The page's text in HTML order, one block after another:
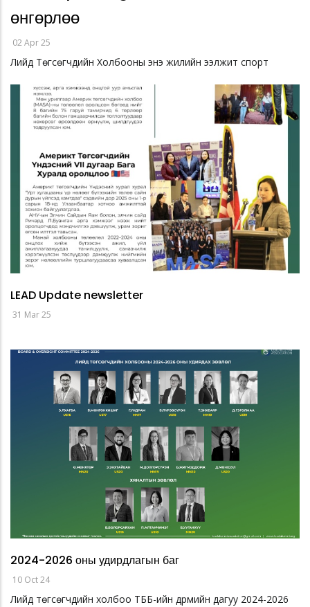
өнгөрлөө
02 Apr 25
Лийд Төгсөгчдийн Холбооны энэ жилийн ээлжит спорт
LEAD Update newsletter
31 Mar 25
2024-2026 оны удирдлагын баг
10 Oct 24
Лийд төгсөгчдийн холбоо ТББ-ийн дүрмийн дагуу 2024-2026